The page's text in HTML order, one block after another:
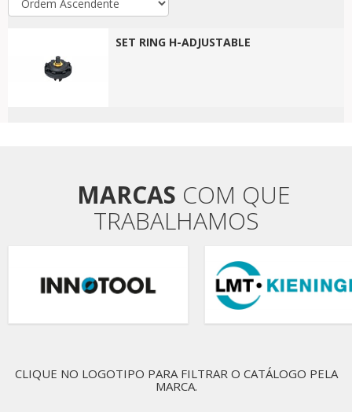
SET RING H-ADJUSTABLE
MARCAS COM QUE
TRABALHAMOS
CLIQUE NO LOGOTIPO PARA FILTRAR O CATÁLOGO PELA
MARCA.